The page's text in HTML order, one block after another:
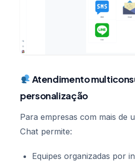
Atendimento
personalização
Para empresas com mais de
Chat permite:
Equipes organizadas por